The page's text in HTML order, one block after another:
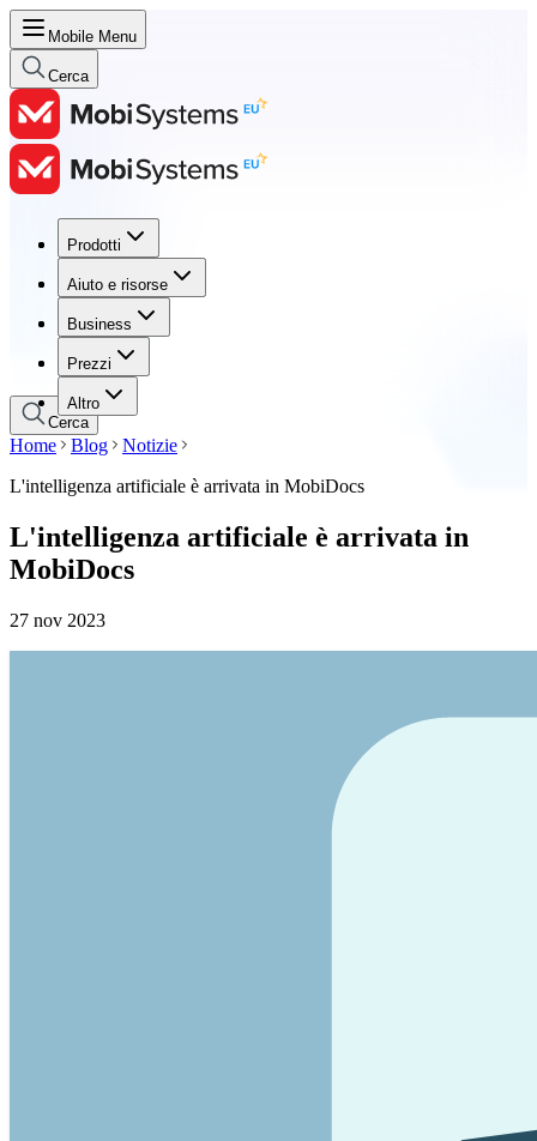
Mobile Menu
Cerca
Prodotti
Aiuto e risorse
Business
Prezzi
Altro
Prodotti
Aiuto e risorse
Business
Prezzi
Cerca
Home Blog
Notizie
L'intelligenza artificiale è arrivata in MobiDocs
L'intelligenza artificiale è arrivata in
MobiDocs
27 nov 2023